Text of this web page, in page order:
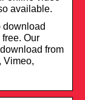
available.
download
Our
from
Vimeo,